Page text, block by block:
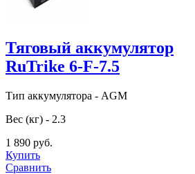
Тяговый аккумулятор
RuTrike 6-F-7.5
Тип аккумулятора - AGM
Вес (кг) - 2.3
1 890 руб.
Купить
Сравнить